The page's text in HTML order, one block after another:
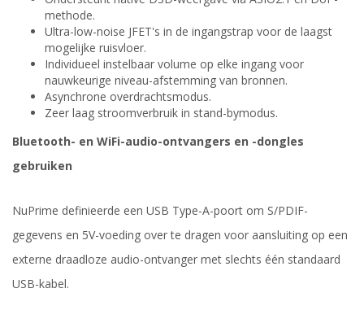
methode.
Ultra-low-noise JFET's in de ingangstrap voor de laagst
mogelijke ruisvloer.
Individueel instelbaar volume op elke ingang voor
nauwkeurige niveau-afstemming van bronnen.
Asynchrone overdrachtsmodus.
Zeer laag stroomverbruik in stand-bymodus.
Bluetooth- en WiFi-audio-ontvangers en -dongles
gebruiken
NuPrime definieerde een USB Type-A-poort om S/PDIF-
gegevens en 5V-voeding over te dragen voor aansluiting op een
externe draadloze audio-ontvanger met slechts één standaard
USB-kabel.